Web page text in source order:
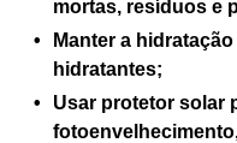
mortas, resíduos e
Manter a
hidratantes;
Usar protetor solar